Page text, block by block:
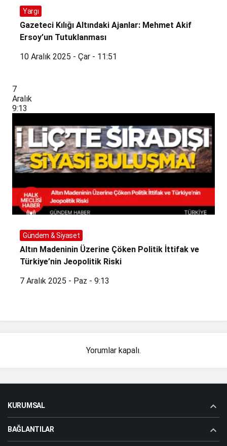
Yargı
Gazeteci Kılığı Altındaki Ajanlar: Mehmet Akif
Ersoy’un Tutuklanması
10 Aralık 2025 - Çar - 11:51
7
Aralık
9:13
Gündem & Siyaset
Altın Madeninin Üzerine Çöken Politik İttifak ve
Türkiye’nin Jeopolitik Riski
7 Aralık 2025 - Paz - 9:13
Yorumlar kapalı.
KURUMSAL
BAĞLANTILAR